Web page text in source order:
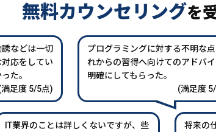
無料カウンセリングを
などは一切
応をしてい
た。
満足度 5/5点)
プログラミングに対する不明な
れからの習得へ向けてのアドバ
明確にしてもらった。
(満足度
IT業界のことは詳しくないですが、些
将来の